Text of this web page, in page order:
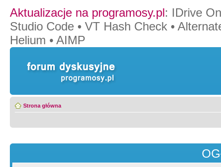
Aktualizacje na programosy.pl: IDrive
Studio Code • VT Hash Check •
Helium • AIMP
Strona główna